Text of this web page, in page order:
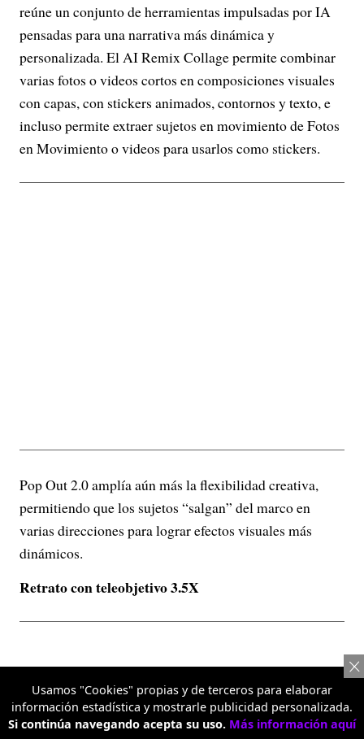
reúne un conjunto de herramientas impulsadas por IA
pensadas para una narrativa más dinámica y
personalizada. El AI Remix Collage permite combinar
varias fotos o videos cortos en composiciones visuales
con capas, con stickers animados, contornos y texto, e
incluso permite extraer sujetos en movimiento de Fotos
en Movimiento o videos para usarlos como stickers.
Pop Out 2.0 amplía aún más la flexibilidad creativa,
permitiendo que los sujetos “salgan” del marco en
varias direcciones para lograr efectos visuales más
dinámicos.
Retrato con teleobjetivo 3.5X
Usamos "Cookies" propias y de terceros para elaborar
información estadística y mostrarle publicidad personalizada.
Si continúa navegando acepta su uso. Más información aquí